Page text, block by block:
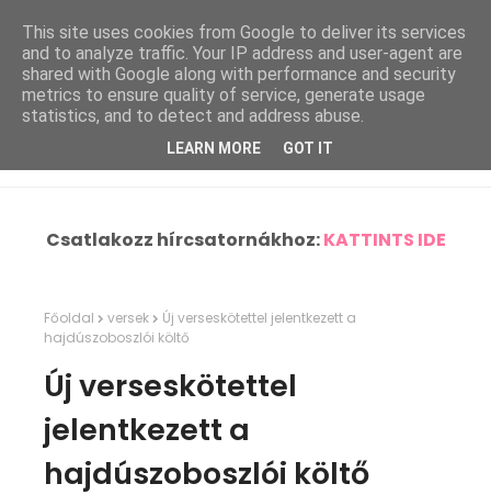
Csatlakozz hírcsatornákhoz:KATTINTS IDE
Főoldal versek
Új verseskötettel jelentkezett a
hajdúszoboszlói költő
Új verseskötettel
jelentkezett a
hajdúszoboszlói költő
This site uses cookies from Google to deliver its services
and to analyze traffic. Your IP address and user-agent are
shared with Google along with performance and security
metrics to ensure quality of service, generate usage
statistics, and to detect and address abuse.
LEARN MORE GOT IT